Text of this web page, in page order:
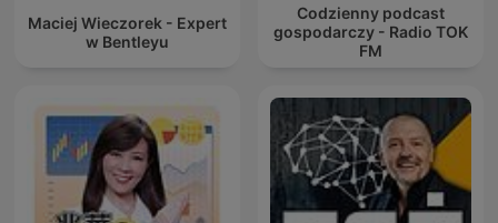
Maciej Wieczorek - Expert
w Bentleyu
Codzienny podcast
gospodarczy - Radio TOK
FM